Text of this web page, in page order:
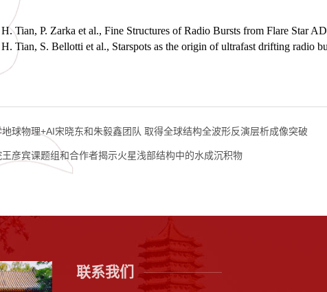
P. Zarka et al., Fine Structures of Radio Bursts from Flare Star
S. Bellotti et al., Starspots as the origin of ultrafast drifting radio
球物理+AI宋晓东和朱毅鑫团队 取得全球结构全波形反演层析成像突破
彦宾课题组和合作者揭示火星浅部结构中的水成沉积物
联系我们